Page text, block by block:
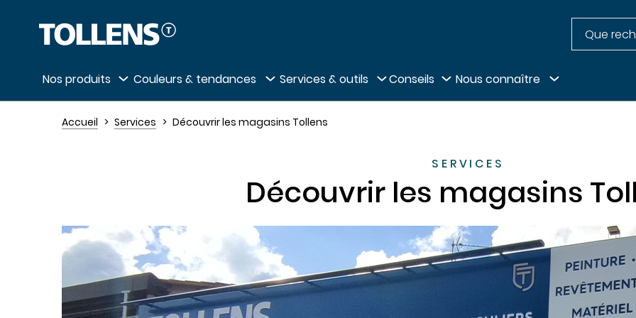
Passer la liste des magasins et aller au pied de page
Nos produits Couleurs & tendances Services & outils Conseils Nous connaître
Accueil Services Découvrir les magasins Tollens
SERVICES
Découvrir les magasins